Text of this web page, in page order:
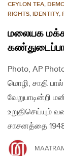
CEYLON TEA,
RIGHTS, IDENTITY,
மலையக
Photo, AP
மொழி, சாதி
வேறுபாடின்றி
உறுதிசெய்யும்
சாசனத்தை